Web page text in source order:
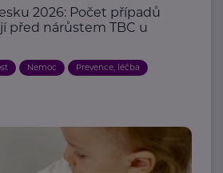
2026: Počet případů
před nárůstem TBC u
Nemoc Prevence, léčba